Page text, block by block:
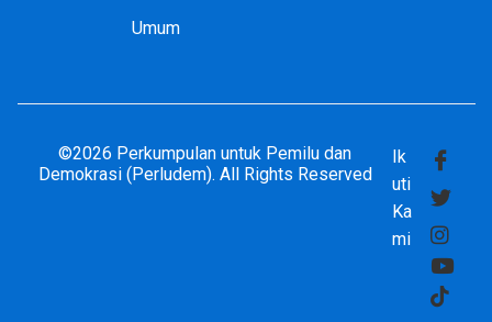
Umum
©2026 Perkumpulan untuk Pemilu dan
Demokrasi (Perludem). All Rights Reserved
Ik
uti
Ka
mi